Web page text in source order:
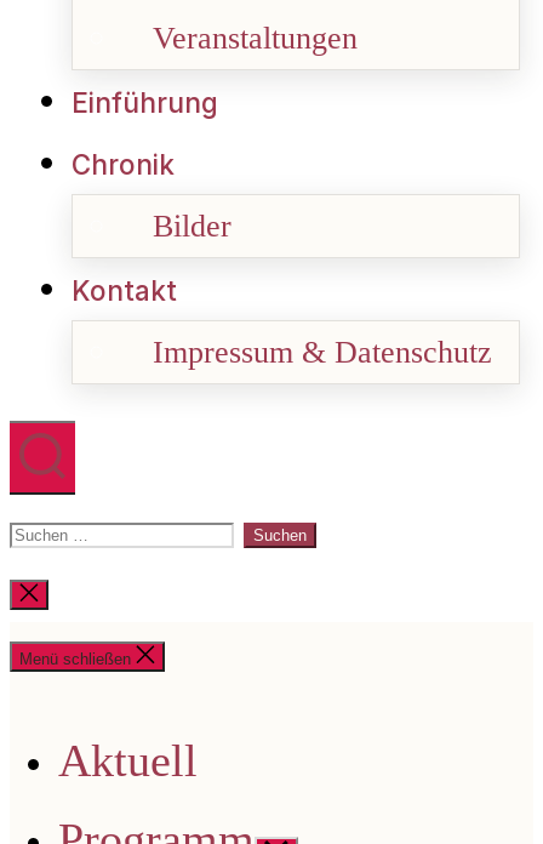
Veranstaltungen
Einführung
Chronik
Bilder
Kontakt
Impressum & Datenschutz
Suchen
nach:
Suche
schließen
Menü schließen
Aktuell